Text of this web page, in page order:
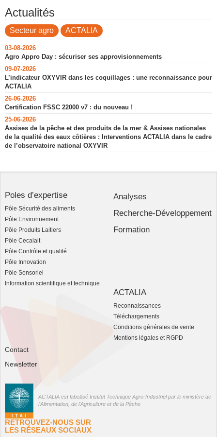
Actualités
Secteur agro ACTALIA
03-08-2026
Agro Appro Day : sécuriser ses approvisionnements
09-07-2026
L’indicateur OXYVIR dans les coquillages : une reconnaissance pour
ACTALIA
26-06-2026
Certification FSSC 22000 v7 : du nouveau !
25-06-2026
Assises de la pêche et des produits de la mer & Assises nationales
de la qualité des eaux côtières : Interventions ACTALIA dans le cadre
de l’observatoire national OXYVIR
Poles d’expertise
Pôle Sécurité des aliments
Pôle Environnement
Pôle Produits Laitiers
Pôle Cecalait
Pôle Contrôle et qualité
Pôle Innovation
Pôle Sensoriel
Information scientifique et technique
Analyses
Recherche-Développement
Formation
ACTALIA
Reconnaissances
Téléchargements
Conditions générales de vente
Mentions légales et RGPD
Contact
Newsletter
ACTALIA est labellisé Institut Technique Agro-Industriel par le ministère de
l'Alimentation, de l'Agriculture et de la Pêche
RETROUVEZ-NOUS SUR
LES RÉSEAUX SOCIAUX